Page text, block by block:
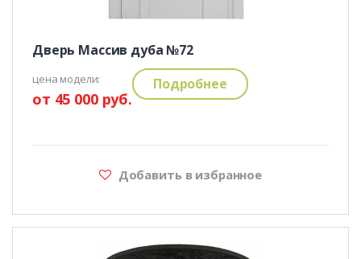
Дверь Массив дуба №72
цена модели:
от 45 000 руб.
Подробнее
Добавить в избранное